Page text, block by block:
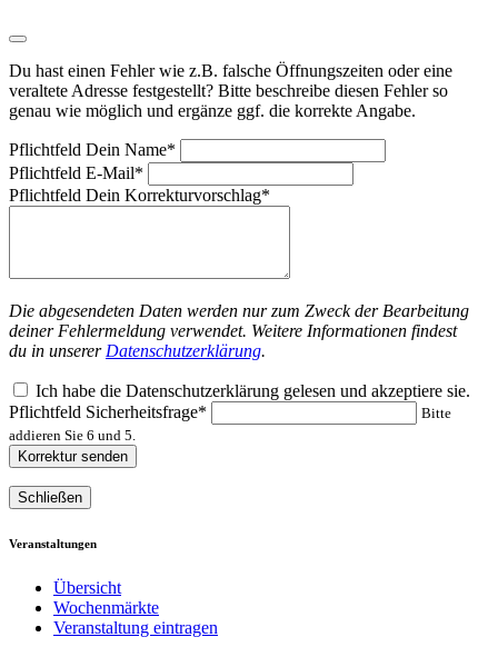
Du hast einen Fehler wie z.B. falsche Öffnungszeiten oder eine
veraltete Adresse festgestellt? Bitte beschreibe diesen Fehler so
genau wie möglich und ergänze ggf. die korrekte Angabe.
Pflichtfeld Dein Name*
Pflichtfeld E-Mail*
Pflichtfeld Dein Korrekturvorschlag*
Die abgesendeten Daten werden nur zum Zweck der Bearbeitung
deiner Fehlermeldung verwendet. Weitere Informationen findest
du in unserer Datenschutzerklärung.
Ich habe die Datenschutzerklärung gelesen und akzeptiere sie.
Pflichtfeld Sicherheitsfrage*
Bitte
addieren Sie 6 und 5.
Korrektur senden
Schließen
Veranstaltungen
Übersicht
Wochenmärkte
Veranstaltung eintragen